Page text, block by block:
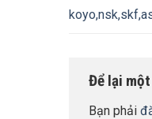
Để lại
Bạn phải